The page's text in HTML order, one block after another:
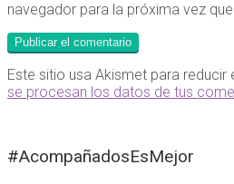
navegador para la próxima vez
Este sitio usa Akismet para reducir
se procesan los datos de tus
#AcompañadosEsMejor